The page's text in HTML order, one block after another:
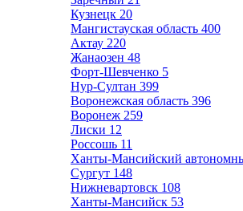
Кузнецк 20
Мангистауская область 400
Актау 220
Жанаозен 48
Форт-Шевченко 5
Нур-Султан 399
Воронежская область 396
Воронеж 259
Лиски 12
Россошь 11
Ханты-Мансийский
Сургут 148
Нижневартовск 108
Ханты-Мансийск 53